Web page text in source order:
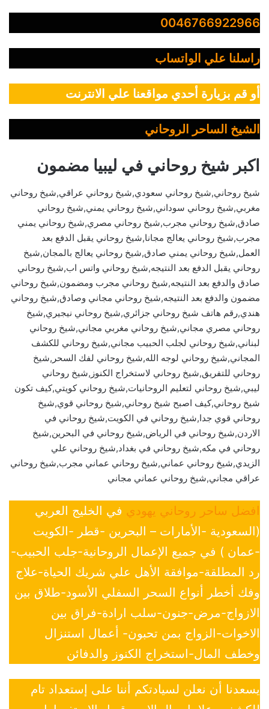
0046766922966
راسلنا علي الواتساب
أو قم بزيارة أحدي مواقعنا علي الانترنت
الشيخ الساحر الروحاني
اكبر شيخ روحاني في ليبيا مضمون
شيخ روحاني,شيخ روحاني سعودي,شيخ روحاني عراقي,شيخ روحاني
مغربي,شيخ روحاني سوداني,شيخ روحاني يمني,شيخ روحاني
صادق,شيخ روحاني مجرب,شيخ روحاني مصري,شيخ روحاني يمني
مجرب,شيخ روحاني يعالج مجانا,شيخ روحاني يقبل الدفع بعد
العمل,شيخ روحاني يمني صادق,شيخ روحاني يعالج بالمجان,شيخ
روحاني يقبل الدفع بعد النتيجه,شيخ روحاني واتس اب,شيخ روحاني
صادق والدفع بعد النتيجه,شيخ روحاني مجرب ومضمون,شيخ روحاني
مضمون والدفع بعد النتيجه,شيخ روحاني مجاني وصادق,شيخ روحاني
هندي,رقم هاتف شيخ روحاني جزائري,شيخ روحاني نيجيري,شيخ
روحاني مصري مجاني,شيخ روحاني مغربي مجاني,شيخ روحاني
لبناني,شيخ روحاني لجلب الحبيب مجاني,شيخ روحاني للكشف
المجاني,شيخ روحاني لوجه الله,شيخ روحاني لفك السحر,شيخ
روحاني للتفريق,شيخ روحاني لاستخراج الكنوز,شيخ روحاني
ليبي,شيخ روحاني لتعليم الروحانيات,شيخ روحاني كويتي,كيف تكون
شيخ روحاني,كيف اصبح شيخ روحاني,شيخ روحاني قوي,شيخ
روحاني قوي جدا,شيخ روحاني في الكويت,شيخ روحاني في
الاردن,شيخ روحاني في الرياض,شيخ روحاني في البحرين,شيخ
روحاني في مكه,شيخ روحاني في بغداد,شيخ روحاني علي
الزيدي,شيخ روحاني عماني,شيخ روحاني عماني مجرب,شيخ روحاني
عراقي مجاني,شيخ روحاني عماني مجاني
افضل ساحر روحاني يهودي في الخليج العربي
(السعودية -الأمارات – البحرين -قطر -الكويت
-عمان ) في جميع الإعمال الروحانية-جلب الحبيب-
رد المطلقة-موافقة الأهل علي شريك الحياة-علاج
وفك أخطر أنواع السحر السفلي الأسود-طلاق بين
الازواج-مرض-جنون-سلب ارادة-فراق بين
الاخوات-الزواج بمن تحبون- أعمال استنزال
وخطف المال-استخراج الكنوز والدفائن
يسعدنا أن نعلن لسيادتكم أننا على إستعداد تام